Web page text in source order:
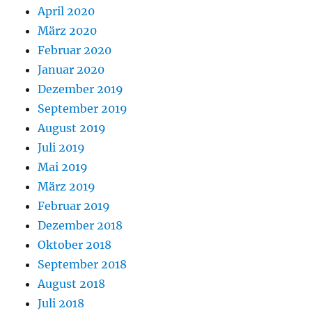
April 2020
März 2020
Februar 2020
Januar 2020
Dezember 2019
September 2019
August 2019
Juli 2019
Mai 2019
März 2019
Februar 2019
Dezember 2018
Oktober 2018
September 2018
August 2018
Juli 2018